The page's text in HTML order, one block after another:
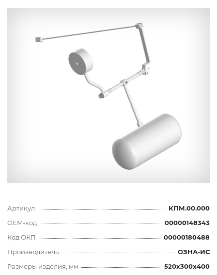
Артикул
КПМ.00.000
OEM-код
00000148343
Код ОКП
00000180488
Производитель
ОЗНА-ИС
Размеры изделия, мм
520x300x400